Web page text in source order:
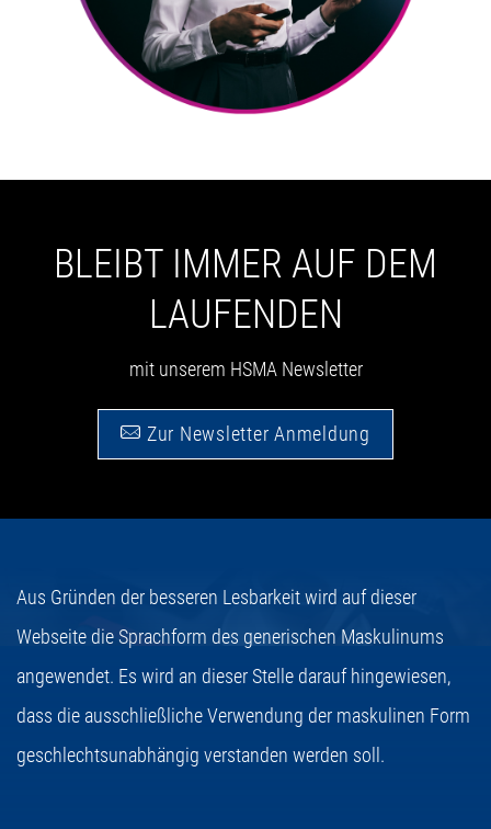
BLEIBT IMMER AUF DEM
LAUFENDEN
mit unserem HSMA Newsletter
Zur Newsletter Anmeldung
Aus Gründen der besseren Lesbarkeit wird auf dieser
Webseite die Sprachform des generischen Maskulinums
angewendet. Es wird an dieser Stelle darauf hingewiesen,
dass die ausschließliche Verwendung der maskulinen Form
geschlechtsunabhängig verstanden werden soll.